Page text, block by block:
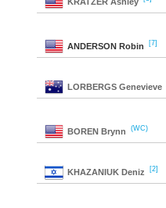
ANDERSON Robin [7]
LORBERGS Genevieve
BOREN Brynn (WC)
KHAZANIUK Deniz [2]